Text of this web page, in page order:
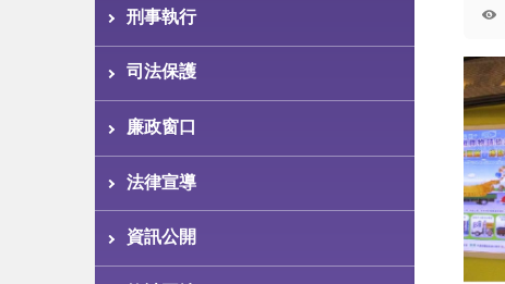
刑事執行
司法保護
廉政窗口
法律宣導
資訊公開